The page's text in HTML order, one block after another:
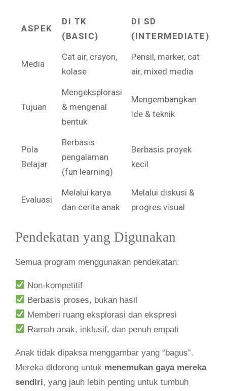
ASPEK
DI TK
(BASIC)
DI SD
(INTERMEDIATE)
Media
Cat air, crayon,
kolase
Pensil, marker, cat
air, mixed media
Tujuan
Mengeksplorasi
& mengenal
bentuk
Mengembangkan
ide & teknik
Pola
Belajar
Berbasis
pengalaman
(fun learning)
Berbasis proyek
kecil
Evaluasi
Melalui karya
dan cerita anak
Melalui diskusi &
progres visual
Pendekatan yang Digunakan
Semua program menggunakan pendekatan:
Non-kompetitif
Berbasis proses, bukan hasil
Memberi ruang eksplorasi dan ekspresi
Ramah anak, inklusif, dan penuh empati
Anak tidak dipaksa menggambar yang “bagus”.
Mereka didorong untuk menemukan gaya mereka
sendiri, yang jauh lebih penting untuk tumbuh